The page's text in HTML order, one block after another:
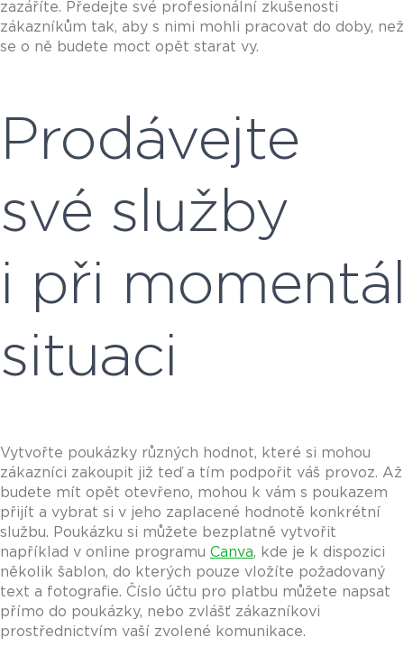
zazáříte. Předejte své profesionální zkušenosti
zákazníkům tak, aby s nimi mohli pracovat do doby, než
se o ně budete moct opět starat vy.
Prodávejte
své služby
i při
situaci
Vytvořte poukázky různých hodnot, které si mohou
zákazníci zakoupit již teď a tím podpořit váš provoz. Až
budete mít opět otevřeno, mohou k vám s poukazem
přijít a vybrat si v jeho zaplacené hodnotě konkrétní
službu. Poukázku si můžete bezplatně vytvořit
například v online programu Canva, kde je k dispozici
několik šablon, do kterých pouze vložíte požadovaný
text a fotografie. Číslo účtu pro platbu můžete napsat
přímo do poukázky, nebo zvlášť zákazníkovi
prostřednictvím vaší zvolené komunikace.